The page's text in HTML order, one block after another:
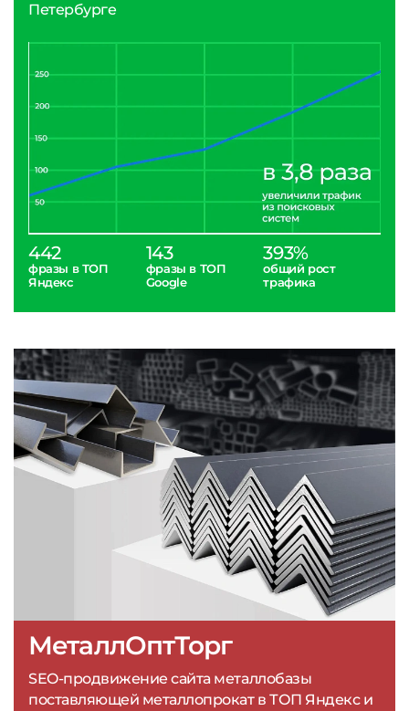
МеталлОптТорг
SEO-продвижение сайта металлобазы
поставляющей металлопрокат в ТОП Яндекс и
Петербурге
442
фразы в ТОП
Яндекс
143
фразы в ТОП
Google
393%
общий рост
трафика